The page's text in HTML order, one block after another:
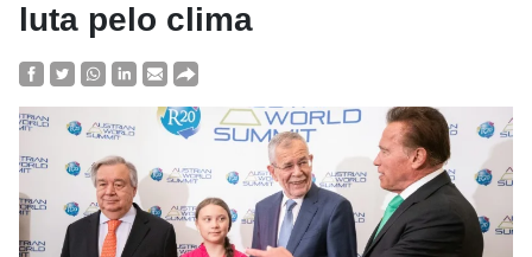
luta pelo clima